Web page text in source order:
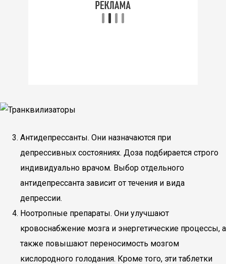
Антидепрессанты. Они назначаются при
депрессивных состояниях. Доза подбирается строго
индивидуально врачом. Выбор отдельного
антидепрессанта зависит от течения и вида
депрессии.
Ноотропные препараты. Они улучшают
кровоснабжение мозга и энергетические процессы, а
также повышают переносимость мозгом
кислородного голодания. Кроме того, эти таблетки